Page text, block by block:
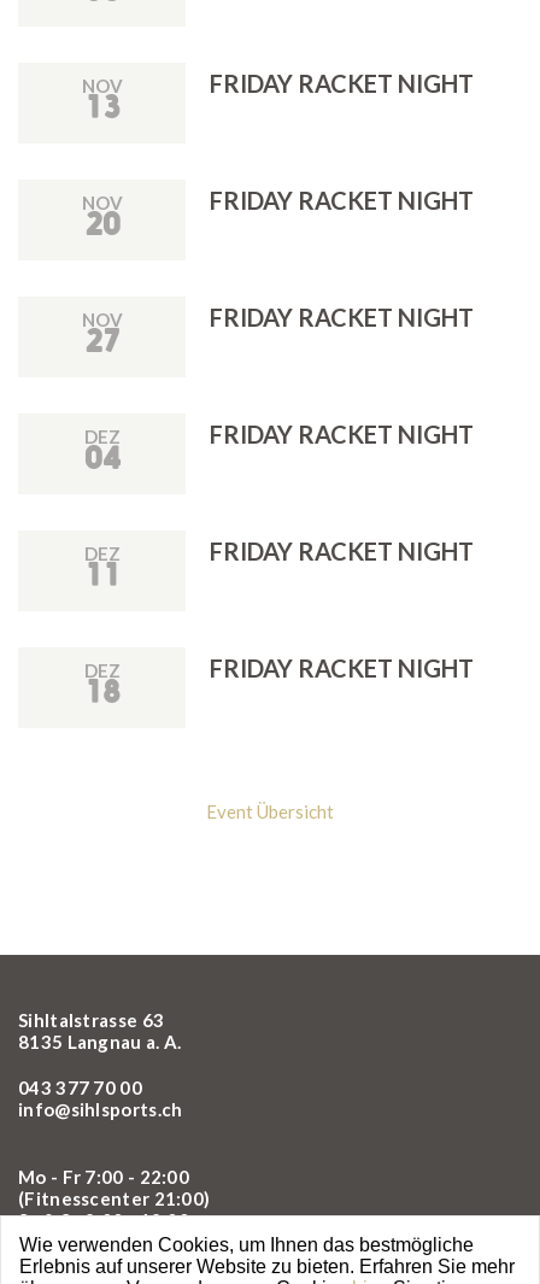
NOV
13
FRIDAY RACKET NIGHT
NOV
20
FRIDAY RACKET NIGHT
NOV
27
FRIDAY RACKET NIGHT
DEZ
04
FRIDAY RACKET NIGHT
DEZ
11
FRIDAY RACKET NIGHT
DEZ
18
FRIDAY RACKET NIGHT
Event Übersicht
Wie verwenden Cookies, um Ihnen das bestmögliche
Erlebnis auf unserer Website zu bieten. Erfahren Sie mehr
Sihltalstrasse 63
8135 Langnau a. A.
043 377 70 00
info@sihlsports.ch
Mo - Fr 7:00 - 22:00
(Fitnesscenter 21:00)
Sa & So 8:00 - 18:00